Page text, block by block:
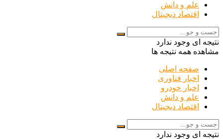
علم و دانش
اقتصاد دیجیتال
نتیجه ای وجود ندارد
مشاهده همه نتیجه ها
صفحه اصلی
اخبار فناوری
اخبار خودرو
علم و دانش
اقتصاد دیجیتال
نتیجه ای وجود ندارد